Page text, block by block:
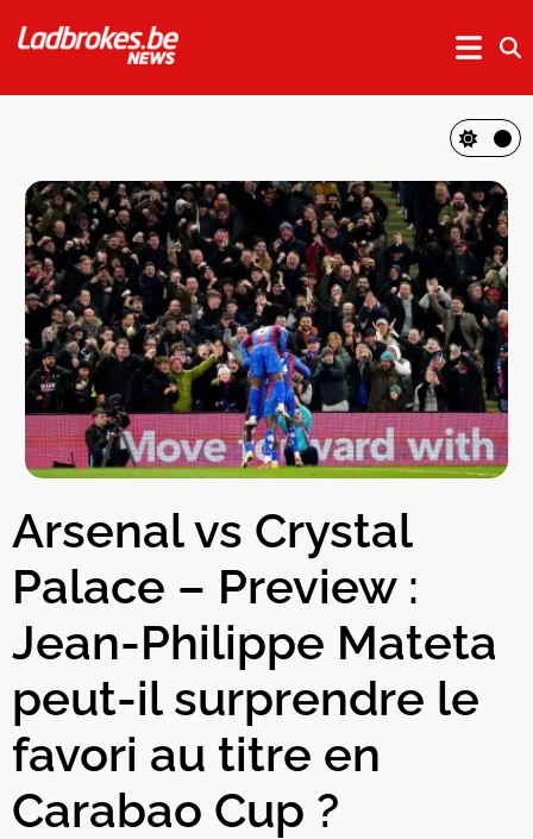
Arsenal vs Crystal
Palace – Preview :
Jean-Philippe Mateta
peut-il surprendre le
favori au titre en
Carabao Cup ?